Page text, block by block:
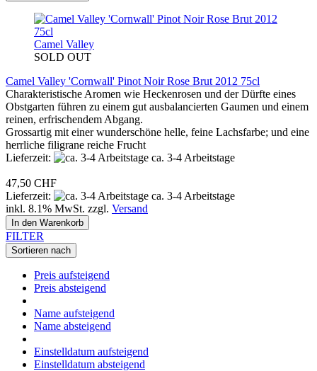
Camel Valley
SOLD OUT
Camel Valley 'Cornwall' Pinot Noir Rose Brut 2012 75cl
Charakteristische Aromen wie Heckenrosen und der Dürfte eines
Obstgarten führen zu einem gut ausbalancierten Gaumen und einem
reinen, erfrischendem Abgang.
Grossartig mit einer wunderschöne helle, feine Lachsfarbe; und eine
herrliche filigrane reiche Frucht
Lieferzeit:
ca. 3-4 Arbeitstage
47,50 CHF
Lieferzeit:
ca. 3-4 Arbeitstage
inkl. 8.1% MwSt. zzgl. Versand
In den Warenkorb
FILTER
Sortieren nach
Preis aufsteigend
Preis absteigend
Name aufsteigend
Name absteigend
Einstelldatum aufsteigend
Einstelldatum absteigend